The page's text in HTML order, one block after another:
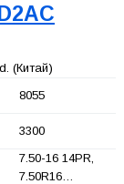
(Китай)
8055
3300
7.50-16 14PR,
7.50R16…